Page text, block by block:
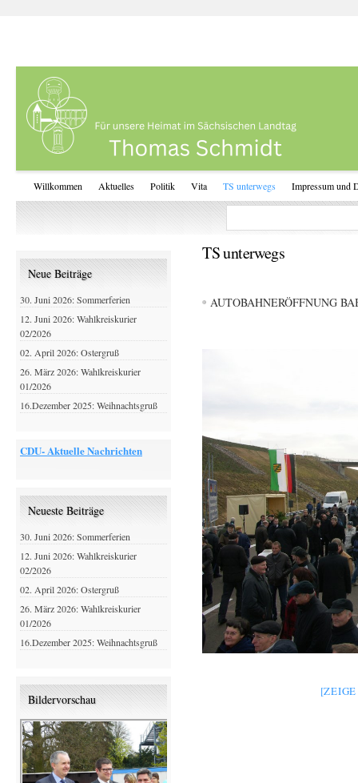
Willkommen Aktuelles Politik Vita TS unterwegs Impressum und
TS unterwegs
AUTOBAHNERÖFFNUNG
Neue Beiträge
30. Juni 2026: Sommerferien
12. Juni 2026: Wahlkreiskurier
02/2026
02. April 2026: Ostergruß
26. März 2026: Wahlkreiskurier
01/2026
16.Dezember 2025: Weihnachtsgruß
CDU- Aktuelle Nachrichten
Neueste Beiträge
30. Juni 2026: Sommerferien
12. Juni 2026: Wahlkreiskurier
02/2026
02. April 2026: Ostergruß
26. März 2026: Wahlkreiskurier
01/2026
16.Dezember 2025: Weihnachtsgruß
Bildervorschau